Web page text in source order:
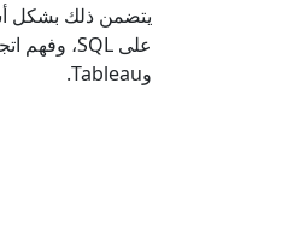
يتضمن ذلك بشكل
وTableau.